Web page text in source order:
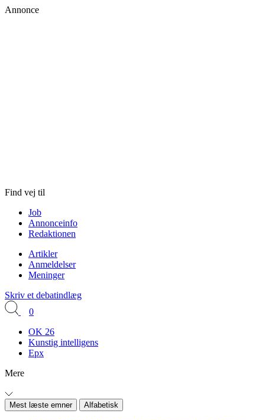
Annonce
Find vej til
Job
Annonceinfo
Redaktionen
Artikler
Anmeldelser
Meninger
Skriv et debatindlæg
0
OK 26
Kunstig intelligens
Epx
Mere
Mest læste emner Alfabetisk